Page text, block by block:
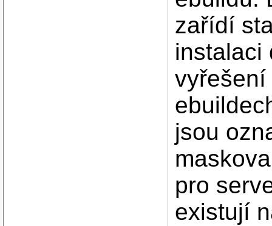
zařídí
instalaci
jsou
pro
existují